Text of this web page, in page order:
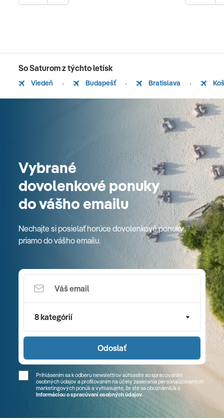
So Saturom z týchto letísk
Viedeň Budapešť Bratislava
Vybrané
dovolenkové ponuky
do vášho emailu
Nechajte si posielať horúce dovolenkové ponuky
priamo do vášho emailu.
8 kategórií
Odoslať
Prihlásením sa k odberu newslettrov súhlasíte so spracúvaním
osobných údajov a profilovaním na účely zasielania personalizovaných
marketingových ponúk a vyhlasujete, že ste sa oboznámil/a s
Informáciou o spracúvaní osobných údajov.